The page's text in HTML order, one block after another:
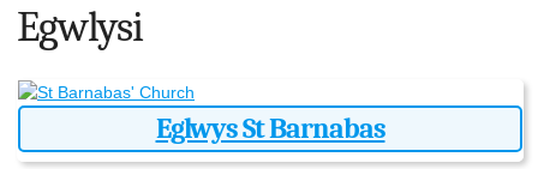
Egwlysi
Eglwys St Barnabas